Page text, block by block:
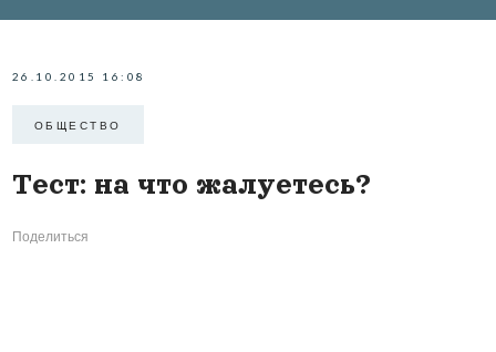
26.10.2015 16:08
ОБЩЕСТВО
Тест: на что жалуетесь?
Поделиться